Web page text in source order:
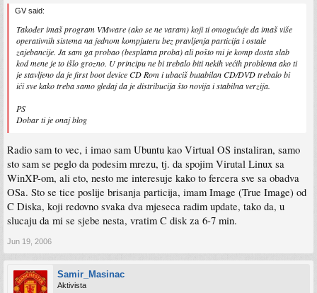
GV said:
Također imaš program VMware (ako se ne varam) koji ti omogućuje da imaš više
operativnih sistema na jednom kompjuteru bez pravljenja particija i ostale
zajebancije. Ja sam ga probao (besplatna proba) ali pošto mi je komp dosta slab
kod mene je to išlo grozno. U principu ne bi trebalo biti nekih većih problema ako ti
je stavljeno da je first boot device CD Rom i ubaciš butabilan CD/DVD trebalo bi
ići sve kako treba samo gledaj da je distribucija što novija i stabilna verzija.
PS
Dobar ti je onaj blog
Radio sam to vec, i imao sam Ubuntu kao Virtual OS instaliran, samo
sto sam se peglo da podesim mrezu, tj. da spojim Virutal Linux sa
WinXP-om, ali eto, nesto me interesuje kako to fercera sve sa obadva
OSa. Sto se tice poslije brisanja particija, imam Image (True Image) od
C Diska, koji redovno svaka dva mjeseca radim update, tako da, u
slucaju da mi se sjebe nesta, vratim C disk za 6-7 min.
Jun 19, 2006
Samir_Masinac
Aktivista